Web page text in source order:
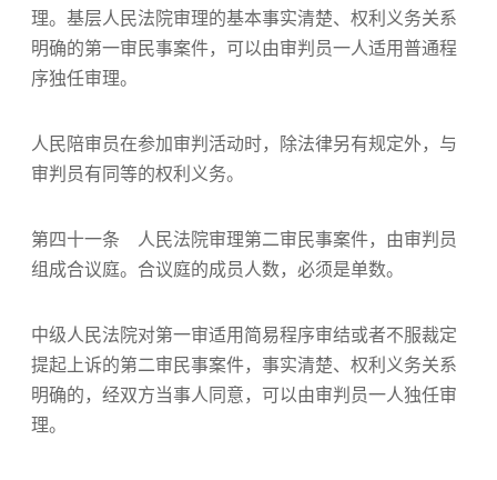
理。基层人民法院审理的基本事实清楚、权利义务关系
明确的第一审民事案件，可以由审判员一人适用普通程
序独任审理。
人民陪审员在参加审判活动时，除法律另有规定外，与
审判员有同等的权利义务。
第四十一条 人民法院审理第二审民事案件，由审判员
组成合议庭。合议庭的成员人数，必须是单数。
中级人民法院对第一审适用简易程序审结或者不服裁定
提起上诉的第二审民事案件，事实清楚、权利义务关系
明确的，经双方当事人同意，可以由审判员一人独任审
理。